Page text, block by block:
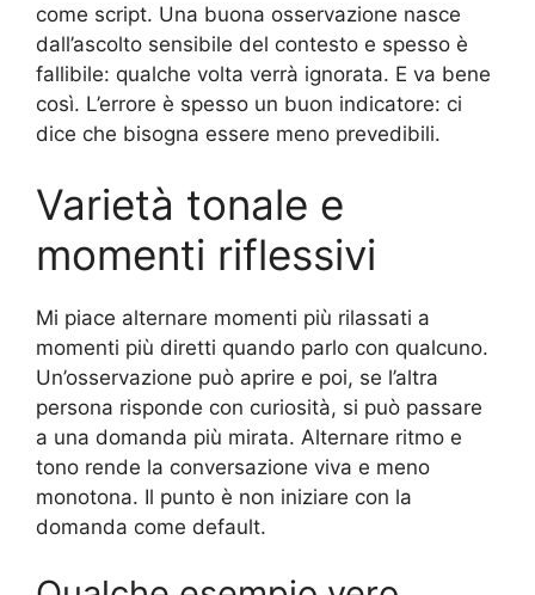
come script. Una buona osservazione nasce
dall’ascolto sensibile del contesto e spesso è
fallibile: qualche volta verrà ignorata. E va bene
così. L’errore è spesso un buon indicatore: ci
dice che bisogna essere meno prevedibili.
Varietà tonale e
momenti riflessivi
Mi piace alternare momenti più rilassati a
momenti più diretti quando parlo con qualcuno.
Un’osservazione può aprire e poi, se l’altra
persona risponde con curiosità, si può passare
a una domanda più mirata. Alternare ritmo e
tono rende la conversazione viva e meno
monotona. Il punto è non iniziare con la
domanda come default.